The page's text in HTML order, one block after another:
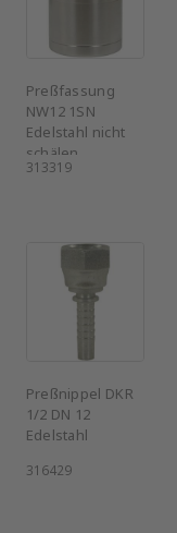
Preßfassung
NW12 1SN
Edelstahl nicht
schälen
313319
Preßnippel DKR
1/2 DN 12
Edelstahl
316429